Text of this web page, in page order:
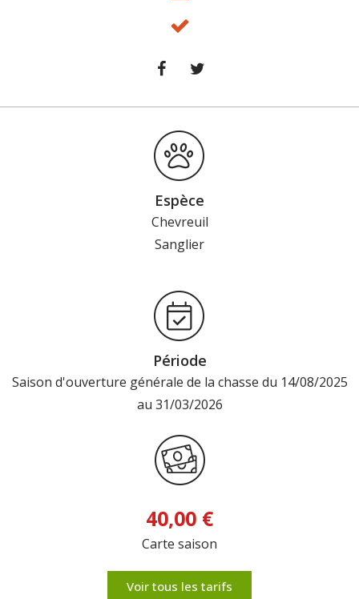
Espèce
Chevreuil
Sanglier
Période
Saison d'ouverture générale de la chasse du 14/08/2025
au 31/03/2026
40,00 €
Carte saison
Voir tous les tarifs